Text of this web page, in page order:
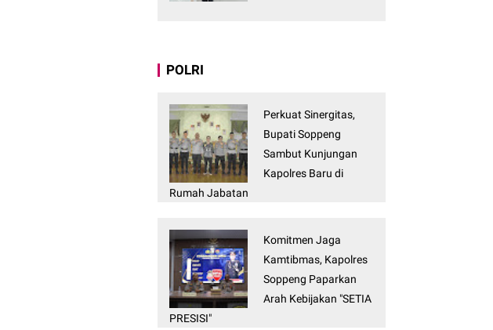
POLRI
Perkuat Sinergitas,
Bupati Soppeng
Sambut Kunjungan
Kapolres Baru di
Rumah Jabatan
Komitmen Jaga
Kamtibmas, Kapolres
Soppeng Paparkan
Arah Kebijakan "SETIA
PRESISI"